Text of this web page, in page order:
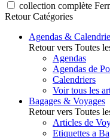
collection complète
Retour Catégories
Agendas &
Retour vers Toutes
Agendas
Agendas de
Calendriers
Voir tous les
Bagages & Voyages
Retour vers Toutes
Articles de
Etiquettes a